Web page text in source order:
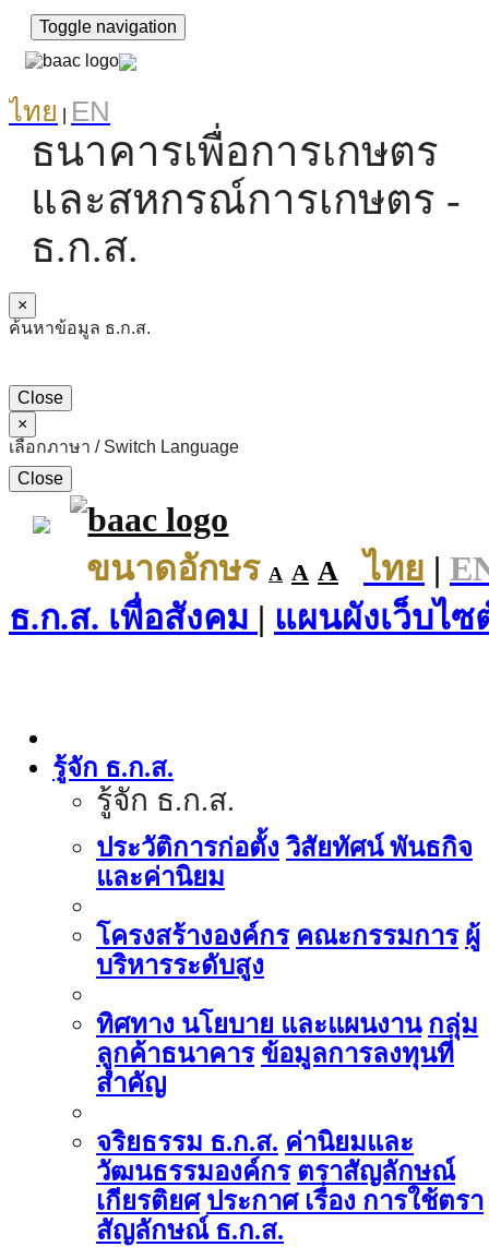
Toggle navigation
ไทย EN
ธนาคารเพื่อการเกษตร
และสหกรณ์การเกษตร -
ธ.ก.ส.
×
ค้นหาข้อมูล ธ.ก.ส.
Close
×
เลือกภาษา / Switch Language
Close
ขนาดอักษร A A A ไทย |
ธ.ก.ส. เพื่อสังคม | แผนผังเว็บไซ
รู้จัก ธ.ก.ส.
รู้จัก ธ.ก.ส.
ประวัติการก่อตั้ง วิสัยทัศน์ พันธกิจ
และค่านิยม
โครงสร้างองค์กร คณะกรรมการ ผู้
บริหารระดับสูง
ทิศทาง นโยบาย และแผนงาน กลุ่ม
ลูกค้าธนาคาร ข้อมูลการลงทุนที่
สำคัญ
จริยธรรม ธ.ก.ส. ค่านิยมและ
วัฒนธรรมองค์กร ตราสัญลักษณ์
เกียรติยศ ประกาศ เรื่อง การใช้ตรา
สัญลักษณ์ ธ.ก.ส.